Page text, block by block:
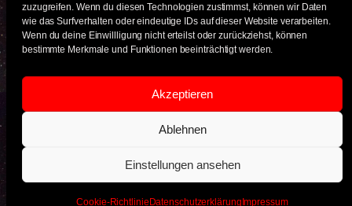
zuzugreifen. Wenn du diesen Technologien zustimmst, können wir Daten
wie das Surfverhalten oder eindeutige IDs auf dieser Website verarbeiten.
Wenn du deine Einwillligung nicht erteilst oder zurückziehst, können
bestimmte Merkmale und Funktionen beeinträchtigt werden.
Akzeptieren
Ablehnen
Einstellungen ansehen
Cookie-Richtlinie Datenschutzerklärung Impressum
dich am besten einfach bei uns via Instagram:
https://www.instagram.com/ransom_noise
Raumstation Rödelheim, Auf der Insel 14, 60489
Frankfurt am Main